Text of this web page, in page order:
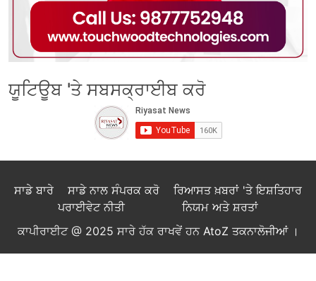
ਯੂਟਿਊਬ 'ਤੇ ਸਬਸਕ੍ਰਾਈਬ ਕਰੋ
ਸਾਡੇ ਬਾਰੇ ਸਾਡੇ ਨਾਲ ਸੰਪਰਕ ਕਰੋ
ਰਿਆਸਤ ਖ਼ਬਰਾਂ 'ਤੇ ਇਸ਼ਤਿਹਾਰ
ਪਰਾਈਵੇਟ ਨੀਤੀ
ਨਿਯਮ ਅਤੇ ਸ਼ਰਤਾਂ
ਕਾਪੀਰਾਈਟ @ 2025 ਸਾਰੇ ਹੱਕ ਰਾਖਵੇਂ ਹਨ AtoZ ਤਕਨਾਲੋਜੀਆਂ।